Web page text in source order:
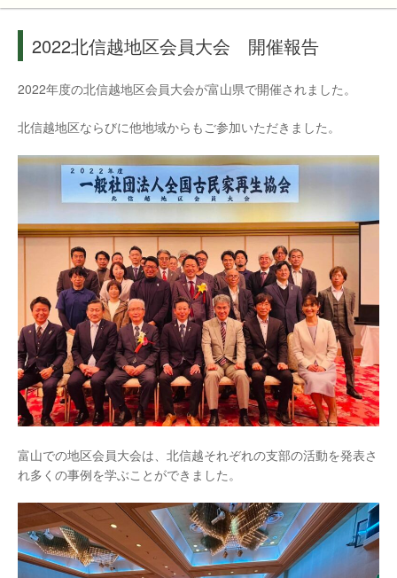
2022北信越地区会員大会 開催報告
2022年度の北信越地区会員大会が富山県で開催されました。
北信越地区ならびに他地域からもご参加いただきました。
富山での地区会員大会は、北信越それぞれの支部の活動を発表さ
れ多くの事例を学ぶことができました。